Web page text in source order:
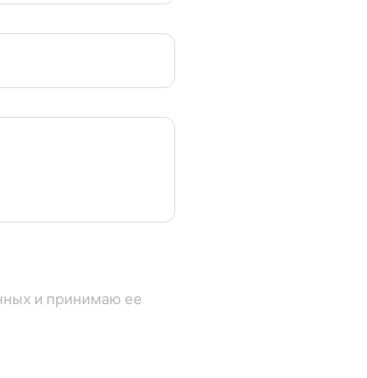
выбором для тех, кто ценит
и принимаю ее